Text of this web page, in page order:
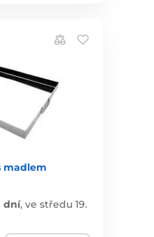
madlem
dní,ve středu 19.